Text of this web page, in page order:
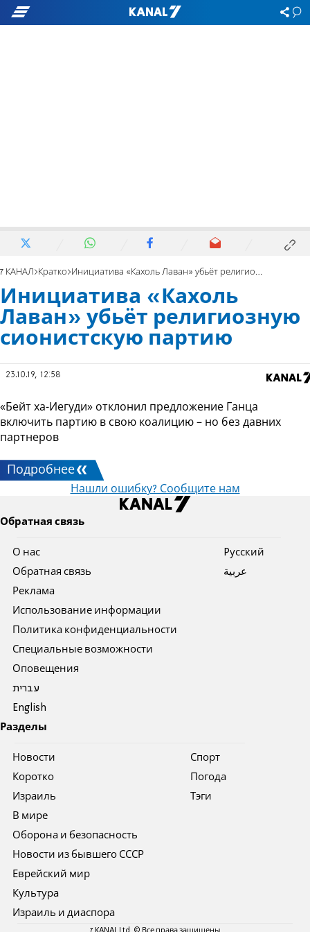
7 КАНАЛ Кратко Инициатива «Кахоль Лаван» убьёт религиозную сионистскую партию
Инициатива «Кахоль
Лаван» убьёт религиозную
сионистскую партию
23.10.19, 12:58
«Бейт ха-Иегуди» отклонил предложение Ганца
включить партию в свою коалицию – но без давних
партнеров
Подробнее
Нашли ошибку? Сообщите нам
Обратная связь
О нас
Обратная связь
Реклама
Использование информации
Политика конфиденциальности
Специальные возможности
Оповещения
עברית
English
Pусский
عربية
Разделы
Новости
Коротко
Израиль
В мире
Оборона и безопасность
Новости из бывшего СССР
Еврейский мир
Культура
Израиль и диаспора
Спорт
Погода
Тэги